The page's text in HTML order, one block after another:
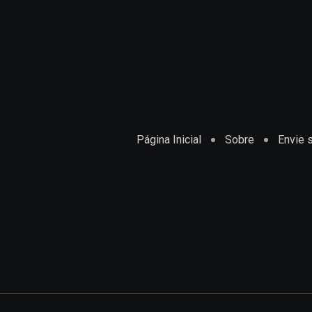
Página Inicial Sobre Envie